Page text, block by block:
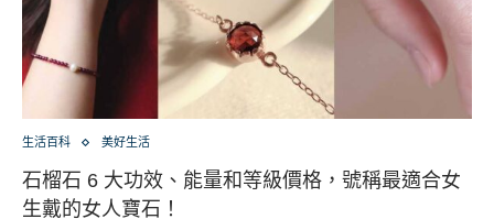
生活百科 美好生活
石榴石 6 大功效、能量和等級價格，號稱最適合女
生戴的女人寶石！